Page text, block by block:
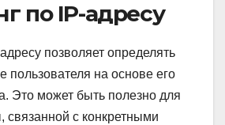
по IP-адресу
позволяет определять
пользователя на основе его
Это может быть полезно для
связанной с конкретными